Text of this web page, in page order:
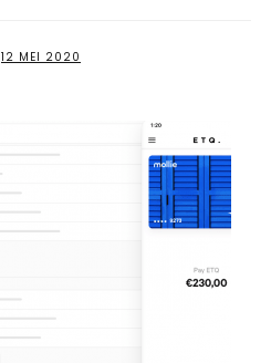
12 MEI 2020